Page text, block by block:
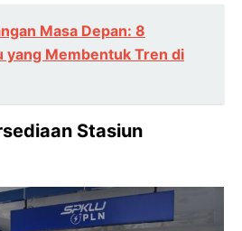
Masa Depan: 8
yang Membentuk Tren di
Stasiun